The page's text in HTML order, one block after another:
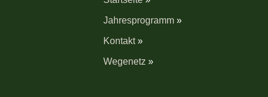
Jahresprogramm »
Kontakt»
Wegenetz »